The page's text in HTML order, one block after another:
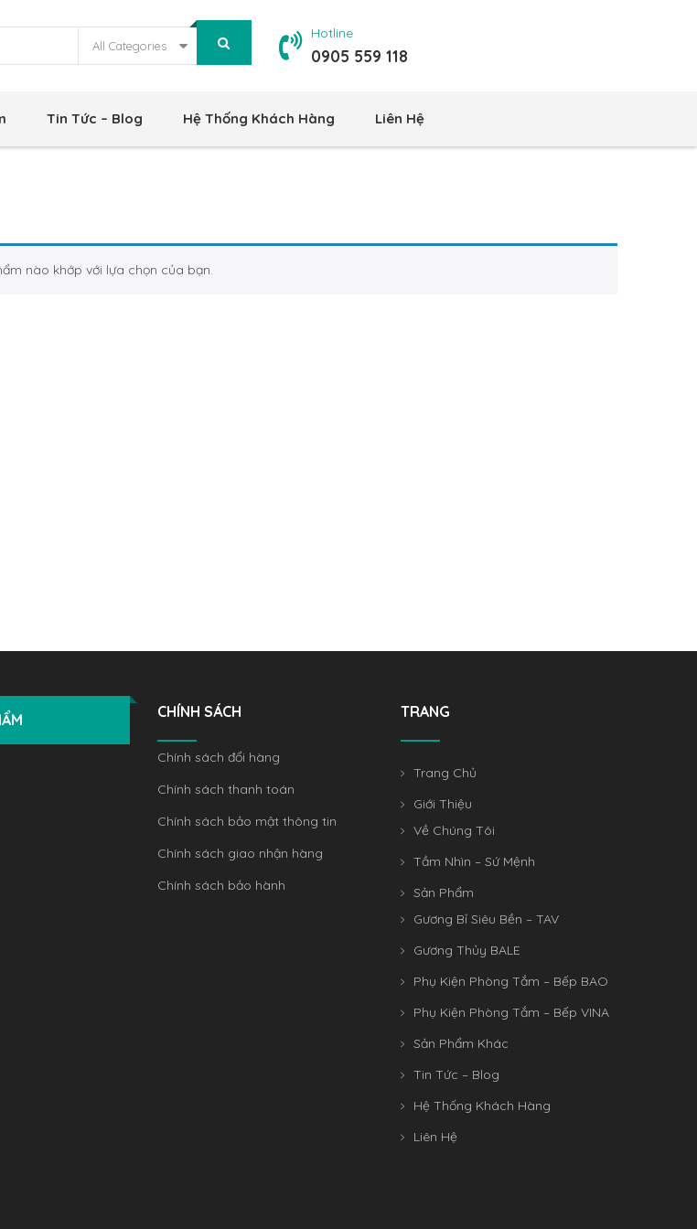
All Categories
Hotline
0905 559 118
Tin Tức – Blog Hệ Thống Khách Hàng Liên Hệ
nào khớp với lựa chọn của bạn.
CHÍNH SÁCH
Chính sách đổi hàng
Chính sách thanh toán
Chính sách bảo mật thông tin
Chính sách giao nhận hàng
Chính sách bảo hành
TRANG
Trang Chủ
Giới Thiệu
Về Chúng Tôi
Tầm Nhìn – Sứ Mệnh
Sản Phẩm
Gương Bỉ Siêu Bền – TAV
Gương Thủy BALE
Phụ Kiện Phòng Tắm – Bếp BAO
Phụ Kiện Phòng Tắm – Bếp VINA
Sản Phẩm Khác
Tin Tức – Blog
Hệ Thống Khách Hàng
Liên Hệ